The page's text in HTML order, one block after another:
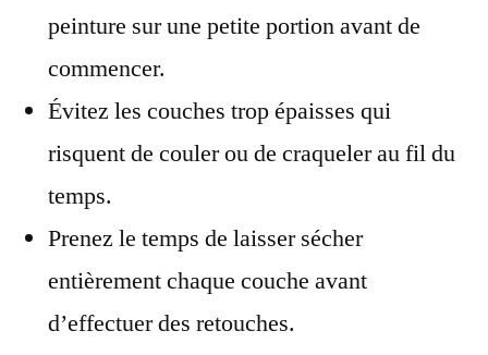
peinture sur une petite portion avant de
commencer.
Évitez les couches trop épaisses qui
risquent de couler ou de craqueler au fil du
temps.
Prenez le temps de laisser sécher
entièrement chaque couche avant
d’effectuer des retouches.